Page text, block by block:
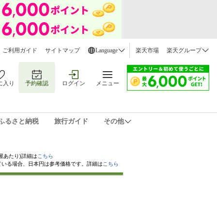
ご利用ガイド サイトマップ Language 楽天市場 楽天グループ
入り 予約確認 ログイン メニュー
るさと納税 旅行ガイド その他
あたり)詳細は こちら
る場合、日本円は参考価格です。詳細は こちら